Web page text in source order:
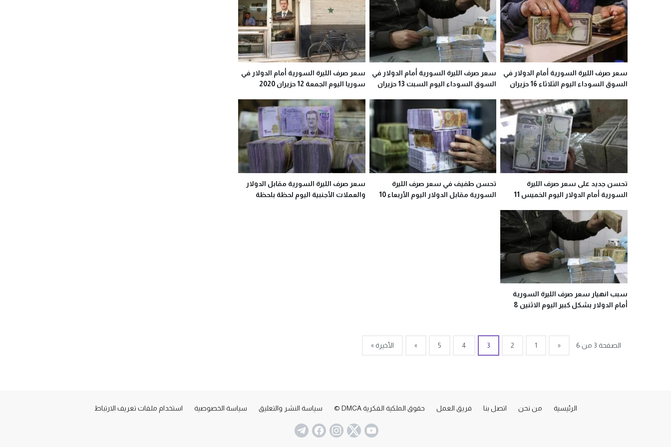
سعر صرف الليرة السورية أمام الدولار في
السوق السوداء اليوم الثلاثاء 16 حزيران
سعر صرف الليرة السورية أمام الدولار في
السوق السوداء اليوم السبت 13 حزيران
سعر صرف الليرة السورية أمام الدولار في
سوريا اليوم الجمعة 12 حزيران 2020
تحسن جديد على سعر صرف الليرة
السورية أمام الدولار اليوم الخميس 11
تحسن طفيف في سعر صرف الليرة
السورية مقابل الدولار اليوم الأربعاء 10
سعر صرف الليرة السورية مقابل الدولار
والعملات الأجنبية اليوم لحظة بلحظة
سبب انهيار سعر صرف الليرة السورية
أمام الدولار بشكل كبير اليوم الاثنين 8
الصفحة 3 من 6 «
1
2
3
4
5
» الأخيرة »
الرئيسية من نحن اتصل بنا فريق العمل حقوق الملكية الفكرية DMCA © سياسة النشر والتعليق سياسة الخصوصية استخدام ملفات تعريف الارتباط